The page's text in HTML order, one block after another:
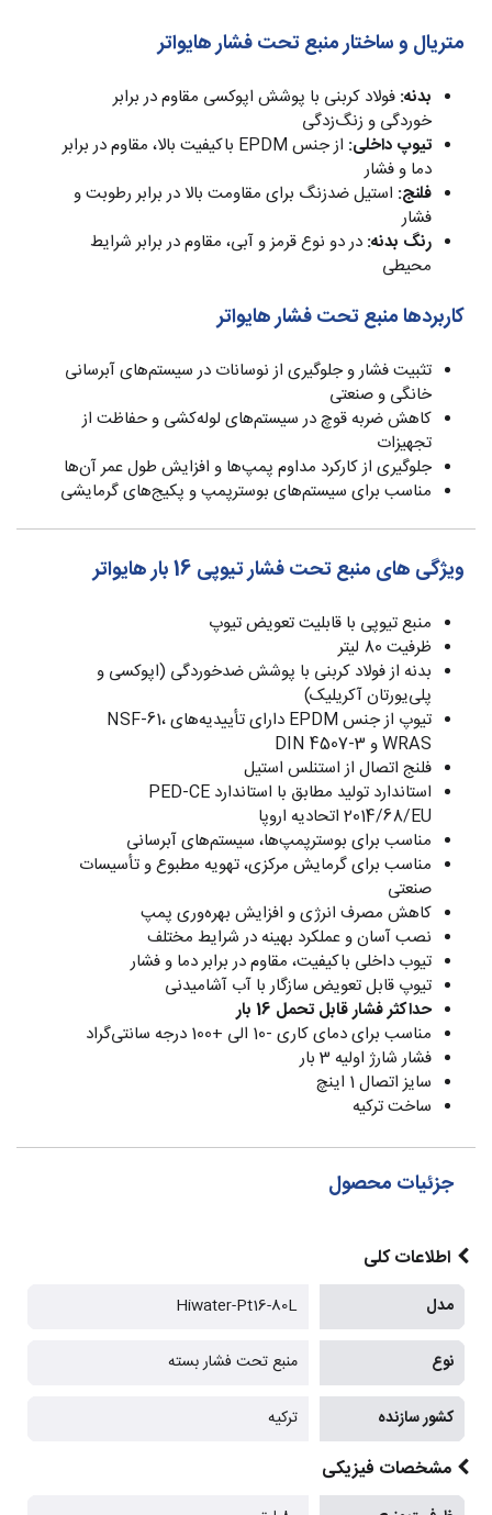
متریال و ساختار منبع تحت فشار هایواتر
بدنه: فولاد کربنی با پوشش اپوکسی مقاوم در برابر
خوردگی و زنگ‌زدگی
تیوپ داخلی:
از جنس EPDM باکیفیت بالا، مقاوم در برابر
دما و فشار
فلنج: استیل ضدزنگ برای مقاومت بالا در برابر رطوبت و
فشار
رنگ بدنه: در دو نوع قرمز و آبی، مقاوم در برابر شرایط
محیطی
کاربردها منبع تحت فشار هایواتر
تثبیت فشار و جلوگیری از نوسانات در سیستم‌های آبرسانی
خانگی و صنعتی
کاهش ضربه قوچ در سیستم‌های لوله‌کشی و حفاظت از
تجهیزات
جلوگیری از کارکرد مداوم پمپ‌ها و افزایش طول عمر آن‌ها
مناسب برای سیستم‌های بوسترپمپ و پکیج‌های گرمایشی
ویژگی های منبع تحت فشار تیوپی 16 بار هایواتر
منبع تیوپی با قابلیت تعویض تیوپ
ظرفیت 80 لیتر
بدنه از فولاد کربنی با پوشش ضدخوردگی (اپوکسی و
پلی‌یورتان آکریلیک)
تیوپ از جنس EPDM دارای تأییدیه‌های NSF-61،
WRAS و DIN 4507-3
فلنج اتصال از استنلس استیل
استاندارد تولید مطابق با استاندارد PED-CE
2014/68/EU اتحادیه اروپا
مناسب برای بوسترپمپ‌ها، سیستم‌های آبرسانی
مناسب برای گرمایش مرکزی، تهویه مطبوع و تأسیسات
صنعتی
کاهش مصرف انرژی و افزایش بهره‌وری پمپ
نصب آسان و عملکرد بهینه در شرایط مختلف
تیوب داخلی باکیفیت، مقاوم در برابر دما و فشار
تیوپ قابل تعویض سازگار با آب آشامیدنی
حداکثر فشار قابل تحمل 16 بار
مناسب برای دمای کاری -10 الی +100 درجه سانتی‌گراد
فشار شارژ اولیه 3 بار
سایز اتصال 1 اینچ
ساخت ترکیه
جزئیات محصول
اطلاعات کلی
مدل Hiwater-Pt16-80L
نوع منبع تحت فشار بسته
کشور سازنده ترکیه
مشخصات فیزیکی